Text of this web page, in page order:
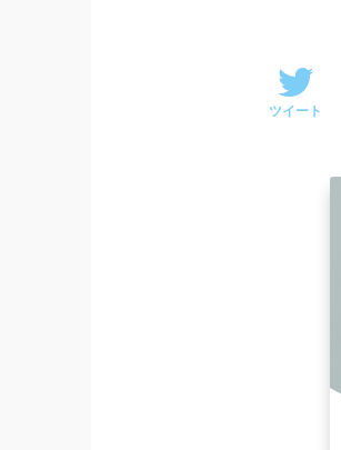
ツイート